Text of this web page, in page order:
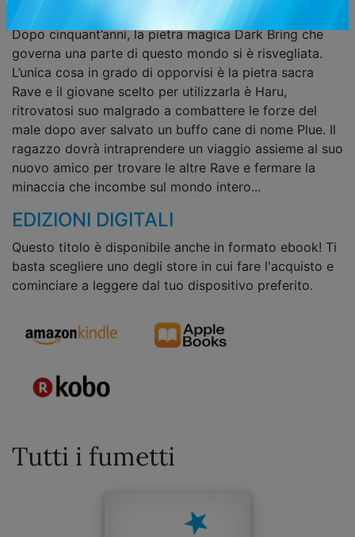
EDENS ZERO!
Dopo cinquant’anni, la pietra magica Dark Bring che
governa una parte di questo mondo si è risvegliata.
L’unica cosa in grado di opporvisi è la pietra sacra
Rave e il giovane scelto per utilizzarla è Haru,
ritrovatosi suo malgrado a combattere le forze del
male dopo aver salvato un buffo cane di nome Plue. Il
ragazzo dovrà intraprendere un viaggio assieme al suo
nuovo amico per trovare le altre Rave e fermare la
minaccia che incombe sul mondo intero...
EDIZIONI DIGITALI
Questo titolo è disponibile anche in formato ebook! Ti
basta scegliere uno degli store in cui fare l'acquisto e
cominciare a leggere dal tuo dispositivo preferito.
Tutti i fumetti